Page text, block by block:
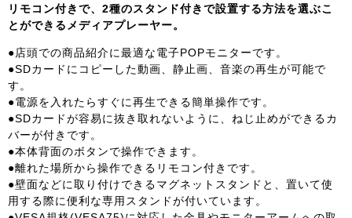
リモコン付きで、2種のスタンド付きで設置する方法を選ぶこ
とができるメディアプレーヤー。
●店頭での商品紹介に最適な電子POPモニターです。
●SDカードにコピーした動画、静止画、音楽の再生が可能で
す。
●電源を入れたらすぐに再生できる簡単操作です。
●SDカードが容易に抜き取れないように、ねじ止めができるカ
バーが付きです。
●本体背面のボタンで操作できます。
●離れた場所から操作できるリモコン付きです。
●壁面などに取り付けできるマグネットスタンドと、置いて使
用する際に便利な専用スタンドが付いています。